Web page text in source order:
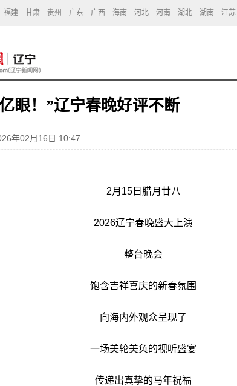
福建 甘肃 贵州 广东 广西 海南 河北 河南 湖北 湖南 江苏
眼！”辽宁春晚好评不断
年02月16日 10:47
2月15日腊月廿八
2026辽宁春晚盛大上演
整台晚会
饱含吉祥喜庆的新春氛围
向海内外观众呈现了
一场美轮美奂的视听盛宴
传递出真挚的马年祝福